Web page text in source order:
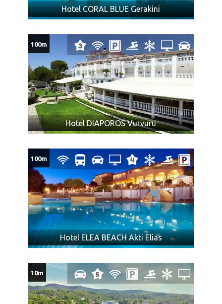
prevoznom sredstvu određuje se kompjuterski u zavisnosti
od kapaciteta i tipa istog, i ne postoji mogućnost rezervacije
Ukoliko Vam ponuda za Hotel TRESOR SOUSOURAS Hanioti ne
odgovara pogledajte ponudu ostalih smeštaja u letovalištu
Hanioti ili ostalim letovalištima na poluostrvu Halkidikina
severuGrčke
Hotel CORAL BLUE Gerakini
Hotel DIAPOROS Vurvuru
100m
Hotel ELEA BEACH Akti Elias
100m
10m